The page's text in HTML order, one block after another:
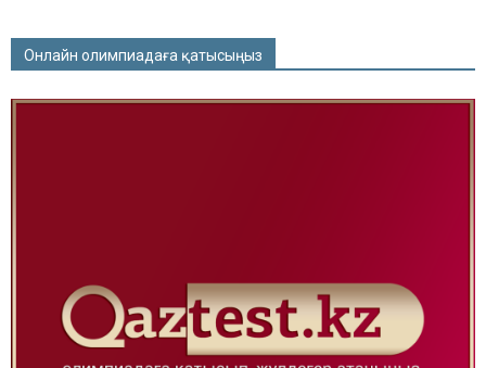
Онлайн олимпиадаға қатысыңыз